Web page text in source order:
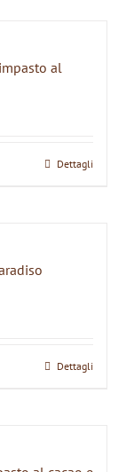
al
Dettagli
Dettagli